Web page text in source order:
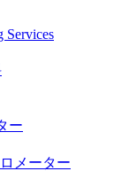
Services
ー
メーター